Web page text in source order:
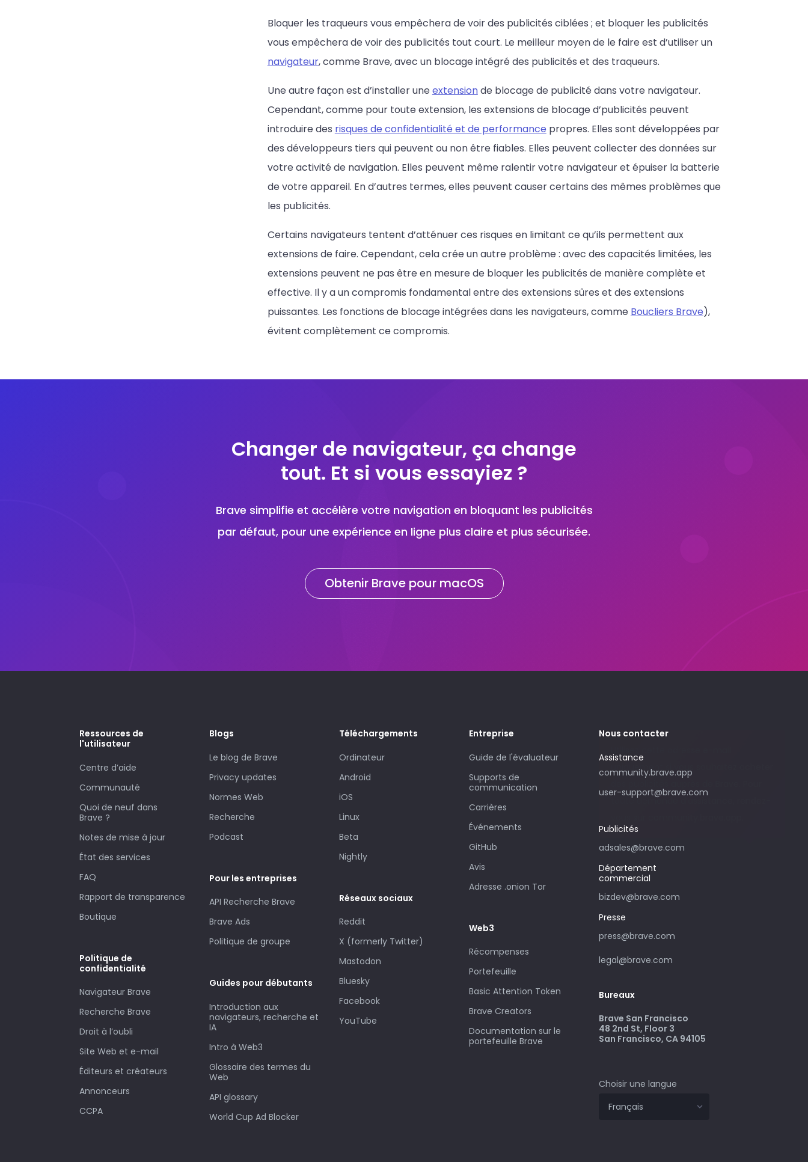
Bloquer les traqueurs vous empêchera de voir des publicités ciblées ; et bloquer les publicités
vous empêchera de voir des publicités tout court. Le meilleur moyen de le faire est d’utiliser un
navigateur, comme Brave, avec un blocage intégré des publicités et des traqueurs.
Une autre façon est d’installer uneextensionde blocage de publicité dans votre navigateur.
Cependant, comme pour toute extension, les extensions de blocage d’publicités peuvent
introduire des risques de confidentialité et de performance propres. Elles sont développées par
des développeurs tiers qui peuvent ou non être fiables. Elles peuvent collecter des données sur
votre activité de navigation. Elles peuvent même ralentir votre navigateur et épuiser la batterie
de votre appareil. En d’autres termes, elles peuvent causer certains des mêmes problèmes que
les publicités.
Certains navigateurs tentent d’atténuer ces risques en limitant ce qu’ils permettent aux
extensions de faire. Cependant, cela crée un autre problème : avec des capacités limitées, les
extensions peuvent ne pas être en mesure de bloquer les publicités de manière complète et
effective. Il y a un compromis fondamental entre des extensions sûres et des extensions
puissantes. Les fonctions de blocage intégrées dans les navigateurs, comme Boucliers Brave),
évitent complètement ce compromis.
Changer de navigateur, ça change
tout. Et si vous essayiez ?
Brave simplifie et accélère votre navigation en bloquant les publicités
par défaut, pour une expérience en ligne plus claire et plus sécurisée.
Obtenir Brave pour macOS
Ressources de
l'utilisateur
Centre d’aide
Communauté
Quoi de neuf dans
Brave ?
Notes de mise à jour
État des services
FAQ
Rapport de transparence
Boutique
Politique de
confidentialité
Navigateur Brave
Recherche Brave
Droit à l’oubli
Site Web et e-mail
Éditeurs et créateurs
Annonceurs
CCPA
Blogs
Le blog de Brave
Privacy updates
Normes Web
Recherche
Podcast
Pour les entreprises
API Recherche Brave
Brave Ads
Politique de groupe
Guides pour débutants
Introduction aux
navigateurs, recherche et
IA
Intro à Web3
Glossaire des termes du
Web
API glossary
World Cup Ad Blocker
Téléchargements
Ordinateur
Android
iOS
Linux
Beta
Nightly
Réseaux sociaux
Reddit
X (formerly Twitter)
Mastodon
Bluesky
Facebook
YouTube
Entreprise
Guide de l'évaluateur
Supports de
communication
Carrières
Événements
GitHub
Avis
Adresse .onion Tor
Web3
Récompenses
Portefeuille
Basic Attention Token
Brave Creators
Documentation sur le
portefeuille Brave
Nous contacter
Assistance
community.brave.app
user-support@brave.com
Publicités
adsales@brave.com
uniquement si vous souhaitez acheter
toute demande d’assistance, rendez-
Département
commercial
bizdev@brave.com
Presse
press@brave.com
legal@brave.com
Bureaux
Brave San Francisco
48 2nd St, Floor 3
San Francisco, CA 94105
Choisir une langue